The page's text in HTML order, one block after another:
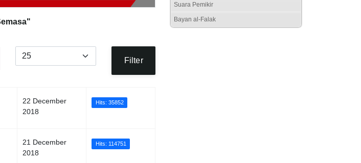
Display #
Filter
22 December
2018
Hits: 35852
21 December
2018
Hits: 114751
Suara Pemikir
Bayan al-Falak